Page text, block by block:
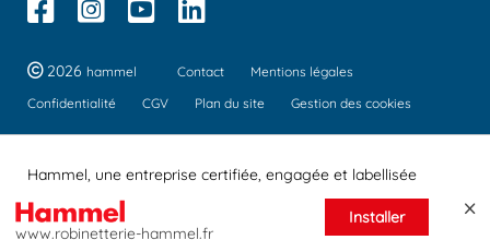
2026 hammel Contact
Mentions légales
Confidentialité
CGV Plan du site Gestion des cookies
Hammel, une entreprise certifiée, engagée et labellisée
Installer
www.robinetterie-hammel.fr